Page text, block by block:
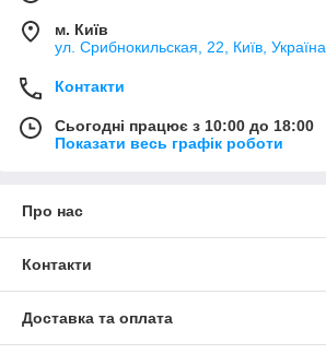
м. Київ
ул. Срибнокильская, 22, Київ, Україна
Контакти
Сьогодні працює з 10:00 до 18:00
Показати весь графік роботи
Про нас
Контакти
Доставка та оплата